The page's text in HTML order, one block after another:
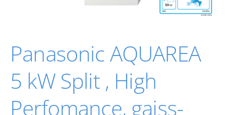
Panasonic AQUAREA
5 kW Split , High
Perfomance, gaiss-